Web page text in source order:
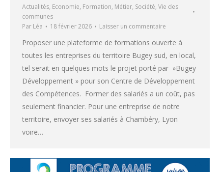
Actualités, Economie, Formation, Métier, Société, Vie des
communes
Par Léa 18 février 2026 Laisser un commentaire
Proposer une plateforme de formations ouverte à
toutes les entreprises du territoire Bugey sud, en local,
tel serait en quelques mots le projet porté par »Bugey
Développement » pour son Centre de Développement
des Compétences. Former des salariés a un coût, pas
seulement financier. Pour une entreprise de notre
territoire, envoyer ses salariés à Chambéry, Lyon
voire…